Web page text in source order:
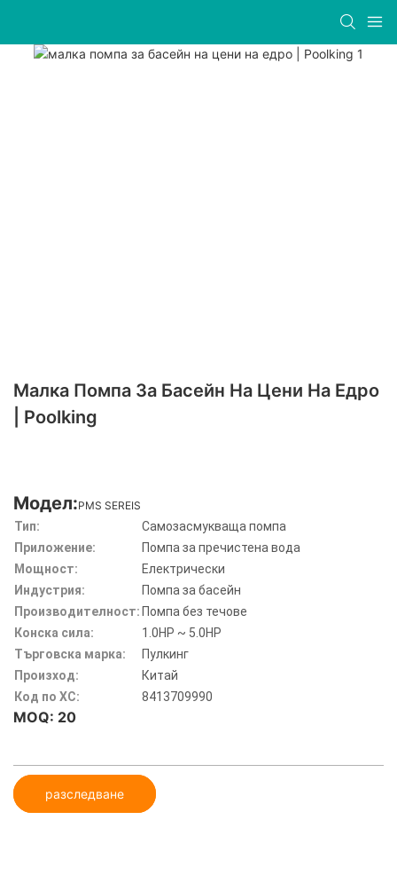
Малка Помпа За Басейн На Цени На Едро
| Poolking
Модел:PMS SEREIS
Тип:
Самозасмукваща помпа
Приложение:
Помпа за пречистена вода
Мощност:
Електрически
Индустрия:
Помпа за басейн
Производителност: Помпа без течове
Конска сила:
1.0HP ~ 5.0HP
Търговска марка:
Пулкинг
Произход:
Китай
Код по ХС:
8413709990
MOQ: 20
разследване